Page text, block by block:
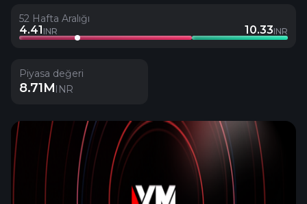
52 Hafta Aralığı
4.41 INR 10.33INR
Piyasa değeri
8.71MINR